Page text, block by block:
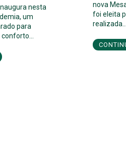
nesta
um
para
conforto…
nova
foi eleita
realizada…